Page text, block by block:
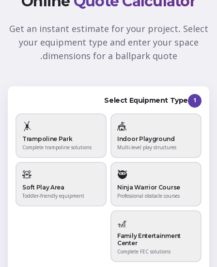
Get an instant estimate for your project. Select
your equipment type and enter your space
dimensions for a ballpark quote.
1
Select Equipment Type
🎪
Indoor Playground
Multi-level play structures
🤸
Trampoline Park
Complete trampoline solutions
🥷
Ninja Warrior Course
Professional obstacle courses
🧸
Soft Play Area
Toddler-friendly equipment
🎢
Family Entertainment
Center
Complete FEC solutions